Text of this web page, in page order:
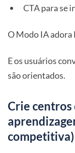
CTA para se
O Modo IA
E os usuários
são orientados.
Crie centros
competitiva)